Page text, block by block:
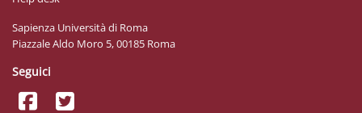
Sapienza Università di Roma
Piazzale Aldo Moro 5, 00185 Roma
Seguici